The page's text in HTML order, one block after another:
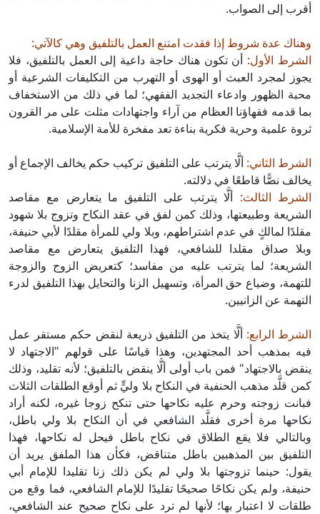
أقرب إلى الصواب.
وهناك عدة شروط إذا فقدت امتنع العمل بالتلفيق وهي كالآتي:
الشرط الأول: أن تكون هناك حاجة داعية إلى العمل بالتلفيق، فلا
يجوز لمجرد العبث أو الهوى أو التهرب من التكليفات الشرعية أو
محبة الظهور وادعاء التجديد الفقهي؛ لما في ذلك من الاستخفاف
بما قدمه فقهاؤنا العظام من آراء واجتهادات مثلت على مر القرون
ثروة علمية وحرية فكرية بناءة تعد مفخرة للأمة الإسلامية.
الشرط الثاني: ألَّا يترتب على التلفيق تركيب حكم يخالف الإجماع أو
يخالف نصًّا قاطعًا في دلالته.
الشرط الثالث: ألَّا يترتب على التلفيق ما يتعارض مع مقاصد
الشريعة وطبيعتها، وذلك كمن لفق في عقد النكاح وتزوج بلا شهود
مقلدًا لمالكٍ في عدم اشتراطهم، وبلا ولي للمرأة مقلدًا لأبي حنيفة،
وبلا صداق مقلدا للشافعي، فهذا التلفيق يتعارض مع مقاصد
الشريعة؛ لما يترتب عليه من مفاسد؛ كتعريض الزوج والزوجة
للتهمة، وضياع حق المرأة، وتسهيل الزنا والتحايل بهذا التلفيق لدرء
التهمة عن الزانيين.
الشرط الرابع: ألَّا يتخذ من التلفيق ذريعة لنقض حكم مستقر عمل
فيه بمذهب أحد المجتهدين، وهذا قياسًا على قولهم "الاجتهاد لا
ينقض بالاجتهاد" فمن باب أولى ألَّا ينقض بالتلفيق؛ لأنه تقليد، وذلك
كمن قلَّد مذهب الحنفية في النكاح بلا وليٍّ ثم أوقع الطلقات الثلاث
فبانت زوجته وحرم عليه نكاحها حتى تنكح زوجا غيره، لكنه أراد
نكاحها مرة أخرى فقلَّد الشافعي في أن النكاح بلا ولي باطل،
وبالتالي فلا يقع الطلاق في نكاح باطل فيحل له نكاحها، فهذا
التلفيق بين المذهبين باطل متناقض، فكأن هذا الملفق يريد أن
يقول: حينما تزوجتها بلا ولي لم يكن ذلك زنا تقليدا للإمام أبي
حنيفة، ولم يكن نكاحًا صحيحًا تقليدًا للإمام الشافعي، فما وقع من
طلقات لا اعتبار بها؛ لأنها لم ترد على نكاح صحيح عند الشافعي،